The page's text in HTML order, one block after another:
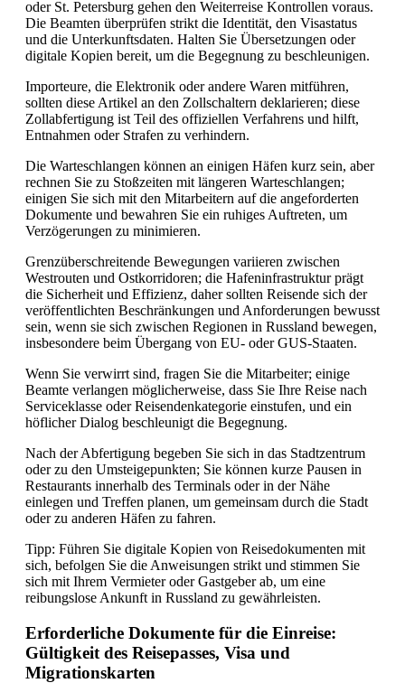
oder St. Petersburg gehen den Weiterreise Kontrollen voraus.
Die Beamten überprüfen strikt die Identität, den Visastatus
und die Unterkunftsdaten. Halten Sie Übersetzungen oder
digitale Kopien bereit, um die Begegnung zu beschleunigen.
Importeure, die Elektronik oder andere Waren mitführen,
sollten diese Artikel an den Zollschaltern deklarieren; diese
Zollabfertigung ist Teil des offiziellen Verfahrens und hilft,
Entnahmen oder Strafen zu verhindern.
Die Warteschlangen können an einigen Häfen kurz sein, aber
rechnen Sie zu Stoßzeiten mit längeren Warteschlangen;
einigen Sie sich mit den Mitarbeitern auf die angeforderten
Dokumente und bewahren Sie ein ruhiges Auftreten, um
Verzögerungen zu minimieren.
Grenzüberschreitende Bewegungen variieren zwischen
Westrouten und Ostkorridoren; die Hafeninfrastruktur prägt
die Sicherheit und Effizienz, daher sollten Reisende sich der
veröffentlichten Beschränkungen und Anforderungen bewusst
sein, wenn sie sich zwischen Regionen in Russland bewegen,
insbesondere beim Übergang von EU- oder GUS-Staaten.
Wenn Sie verwirrt sind, fragen Sie die Mitarbeiter; einige
Beamte verlangen möglicherweise, dass Sie Ihre Reise nach
Serviceklasse oder Reisendenkategorie einstufen, und ein
höflicher Dialog beschleunigt die Begegnung.
Nach der Abfertigung begeben Sie sich in das Stadtzentrum
oder zu den Umsteigepunkten; Sie können kurze Pausen in
Restaurants innerhalb des Terminals oder in der Nähe
einlegen und Treffen planen, um gemeinsam durch die Stadt
oder zu anderen Häfen zu fahren.
Tipp: Führen Sie digitale Kopien von Reisedokumenten mit
sich, befolgen Sie die Anweisungen strikt und stimmen Sie
sich mit Ihrem Vermieter oder Gastgeber ab, um eine
reibungslose Ankunft in Russland zu gewährleisten.
Erforderliche Dokumente für die Einreise:
Gültigkeit des Reisepasses, Visa und
Migrationskarten